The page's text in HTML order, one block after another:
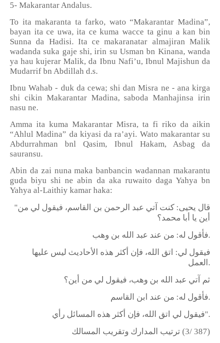
5- Makarantar Andalus.
To ita makaranta ta farko, wato “Makarantar Madina”,
bayan ita ce uwa, ita ce kuma wacce ta ginu a kan bin
Sunna da Hadisi. Ita ce makaranatar almajiran Malik
wadanda suka gaje shi, irin su Usman bn Kinana, wanda
ya hau kujerar Malik, da Ibnu Nafi’u, Ibnul Majishun da
Mudarrif bn Abdillah d.s.
Ibnu Wahab - duk da cewa; shi dan Misra ne - ana kirga
shi cikin Makarantar Madina, saboda Manhajinsa irin
nasu ne.
Amma ita kuma Makarantar Misra, ta fi riko da aikin
“Ahlul Madina” da kiyasi da ra’ayi. Wato makarantar su
Abdurrahman bnl Qasim, Ibnul Hakam, Asbag da
sauransu.
Abin da zai nuna maka banbancin wadannan makarantu
guda biyu shi ne abin da aka ruwaito daga Yahya bn
Yahya al-Laithiy kamar haka:
"قال يحيى: كنت آتي عبد الرحمن بن القاسم، فيقول لي من
أين يا أبا محمد؟
فأقول له: من عند عبد الله بن وهب.
فيقول لي: اتق الله، فإن أكثر هذه الأحاديث ليس عليها
العمل .
ثم آتي عبد الله بن وهب، فيقول لي من أين؟
فأقول له: من عند ابن القاسم.
فيقول لي اتق الله، فإن أكثر هذه المسائل رأي".
ترتيب المدارك وتقريب المسالك (3/ 387)